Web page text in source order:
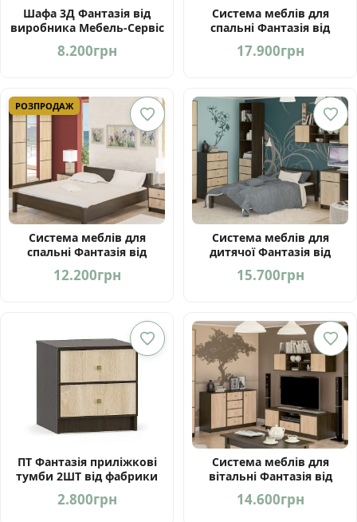
Шафа 3Д Фантазія від
виробника Мебель-Сервіс
Україна
8.200грн
Система меблів для
спальні Фантазія від
фабрики Мебель-Сервіс
Україна
17.900грн
РОЗПРОДАЖ
Система меблів для
спальні Фантазія від
фабрики Мебель-Сервіс
Україна
12.200грн
Система меблів для
дитячої Фантазія від
фабрики Мебель-Сервіс
Україна
15.700грн
ПТ Фантазія приліжкові
тумби 2ШТ від фабрики
Мебель-Сервіс Україна
2.800грн
Система меблів для
вітальні Фантазія від
фабрики Мебель-Сервіс
Україна
14.600грн